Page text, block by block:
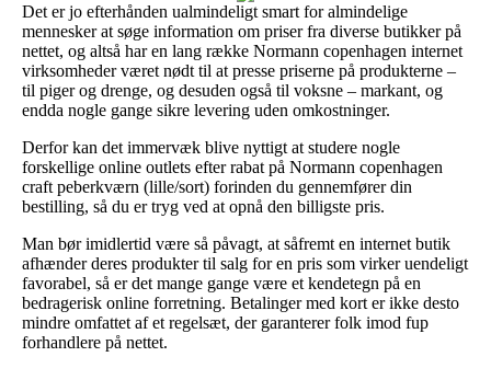
Det er jo efterhånden ualmindeligt smart for almindelige
mennesker at søge information om priser fra diverse butikker på
nettet, og altså har en lang række Normann copenhagen internet
virksomheder været nødt til at presse priserne på produkterne –
til piger og drenge, og desuden også til voksne – markant, og
endda nogle gange sikre levering uden omkostninger.
Derfor kan det immervæk blive nyttigt at studere nogle
forskellige online outlets efter rabat på Normann copenhagen
craft peberkværn (lille/sort) forinden du gennemfører din
bestilling, så du er tryg ved at opnå den billigste pris.
Man bør imidlertid være så påvagt, at såfremt en internet butik
afhænder deres produkter til salg for en pris som virker uendeligt
favorabel, så er det mange gange være et kendetegn på en
bedragerisk online forretning. Betalinger med kort er ikke desto
mindre omfattet af et regelsæt, der garanterer folk imod fup
forhandlere på nettet.